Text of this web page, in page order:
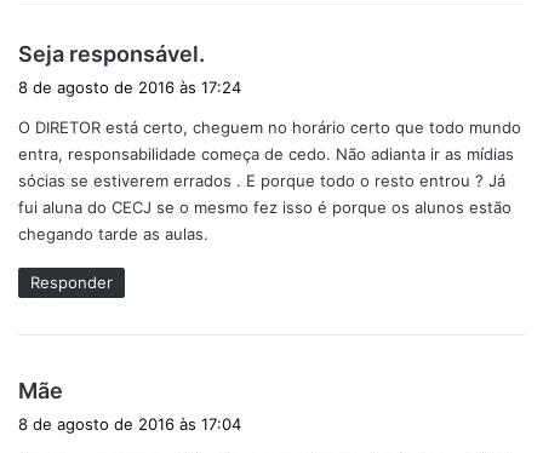
Seja responsável.
i
s
e
:
8 de agosto de 2016 às 17:24
O DIRETOR está certo, cheguem no horário certo que todo mundo
entra, responsabilidade começa de cedo. Não adianta ir as mídias
sócias se estiverem errados . E porque todo o resto entrou ? Já
fui aluna do CECJ se o mesmo fez isso é porque os alunos estão
chegando tarde as aulas.
Responder
Mãe
8 de agosto de 2016 às 17:04